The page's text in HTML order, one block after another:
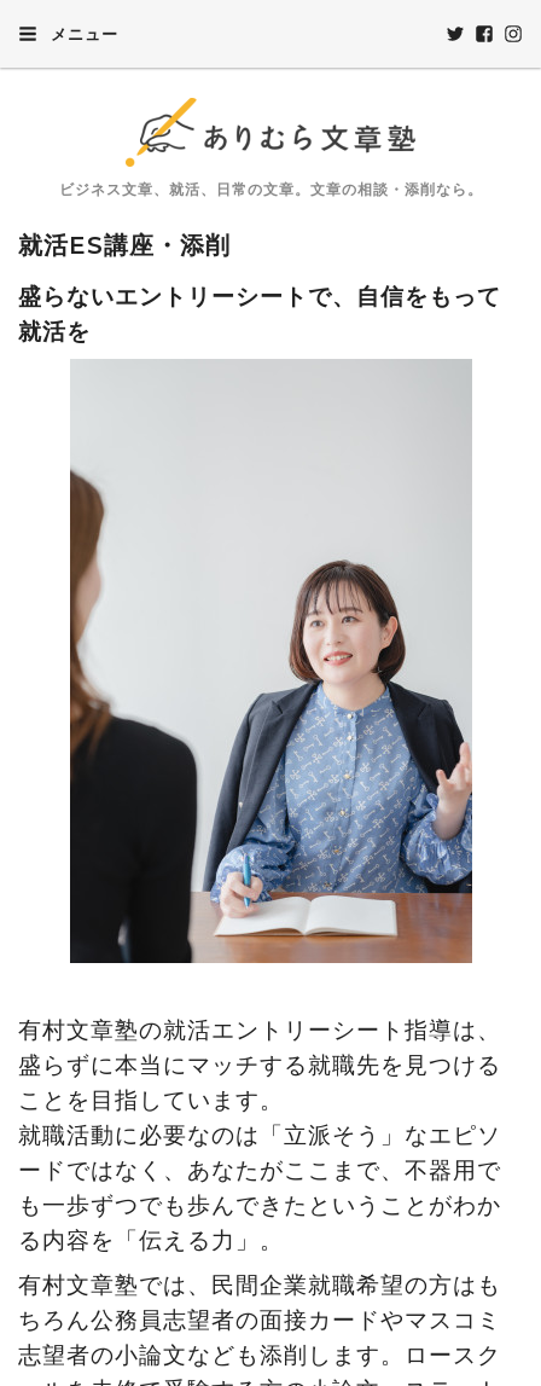
メニュー
ビジネス文章、就活、日常の文章。文章の相談・添削なら。
就活ES講座・添削
盛らないエントリーシートで、自信をもって
就活を
有村文章塾の就活エントリーシート指導は、
盛らずに本当にマッチする就職先を見つける
ことを目指しています。
就職活動に必要なのは「立派そう」なエピソ
ードではなく、あなたがここまで、不器用で
も一歩ずつでも歩んできたということがわか
る内容を「伝える力」。
有村文章塾では、民間企業就職希望の方はも
ちろん公務員志望者の面接カードやマスコミ
志望者の小論文なども添削します。ロースク